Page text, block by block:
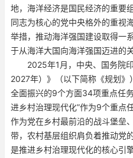
地，海洋经济是国民经济的重要
同志为核心的党中央格外的重视
举措，推动海洋强国建设取得一
于从海洋大国向海洋强国迈进的
2025年1月，中央、国务院
2027年）》（以下简称《规划
全面振兴的9个方面34项重点任
进乡村治理现代化”作为9个重点
作为党在乡村最前沿的战斗堡垒
带，农村基层组织肩负着推动党
是推进乡村治理现代化的核心引